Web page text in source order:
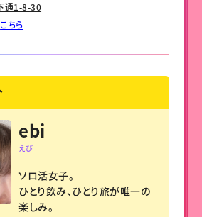
通1-8-30
こちら
ebi
えび
ソロ活女子。
ひとり飲み、ひとり旅が唯一の
楽しみ。